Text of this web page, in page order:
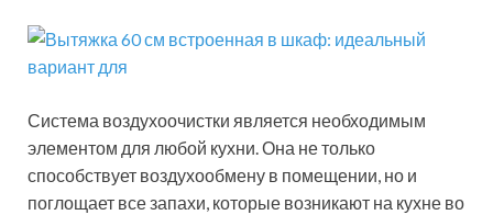
Система воздухоочистки является необходимым
элементом для любой кухни. Она не только
способствует воздухообмену в помещении, но и
поглощает все запахи, которые возникают на кухне во